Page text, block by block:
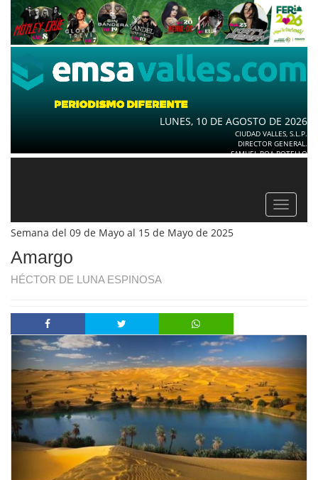
LUNES, 10 DE AGOSTO DE 2026
CIUDAD VALLES, S.L.P.
DIRECTOR GENERAL.
SAMUEL ROA BOTELLO
Toggle
Semana del 09 de Mayo al 15 de Mayo de 2025
Amargo
HÉCTOR DE LUNA ESPINOSA